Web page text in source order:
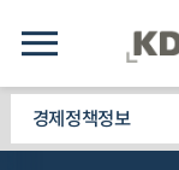
경제정책정보